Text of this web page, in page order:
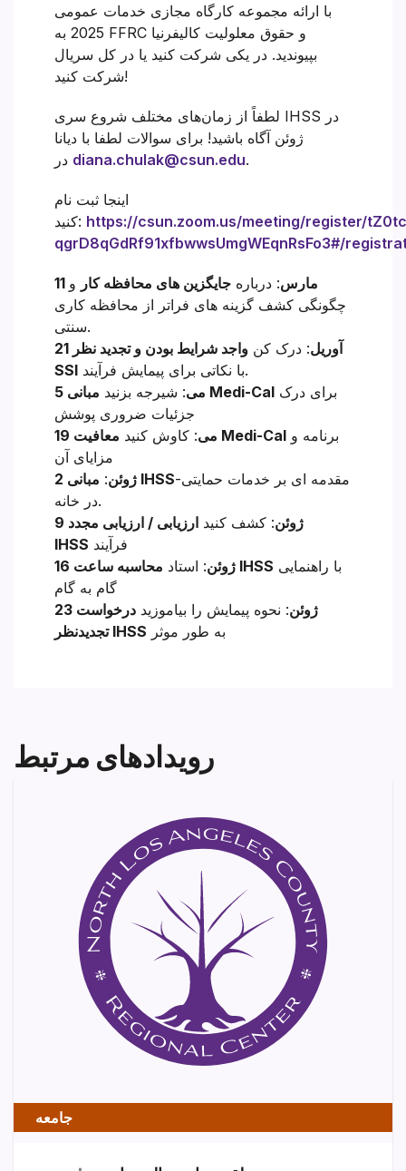
با ارائه مجموعه کارگاه مجازی خدمات عمومی
2025 به FFRC و حقوق معلولیت کالیفرنیا
بپیوندید. در یکی شرکت کنید یا در کل سریال
شرکت کنید!
لطفاً از زمان‌های مختلف شروع سری IHSS در
ژوئن آگاه باشید! برای سوالات لطفا با دیانا
diana.chulak@csun.edu.
اینجا ثبت نام
کنید: https://csun.zoom.us/meeting/register/
qgrD8qGdRf91xfbwwsUmgWEqnRsFo3#/
11 مارس: درباره جایگزین های محافظه کار و
چگونگی کشف گزینه های فراتر از محافظه کاری
سنتی.
21 آوریل: درک کن واجد شرایط بودن و تجدید نظر
SSI
با نکاتی برای پیمایش فرآیند.
5 می: شیرجه بزنید مبانی Medi-Cal
جزئیات ضروری پوشش
19 می: کاوش کنید معافیت Medi-Cal
مزایای آن
2 ژوئن: مبانی IHSS-مقدمه ای بر خدمات حمایتی
در خانه.
9 ژوئن: کشف کنید ارزیابی / ارزیابی مجدد
IHSS فرآیند
16 ژوئن: استاد محاسبه ساعت IHSS
گام به گام
23 ژوئن: نحوه پیمایش را بیاموزید درخواست
تجدیدنظر IHSS به طور موثر
رویدادهای مرتبط
جامعه